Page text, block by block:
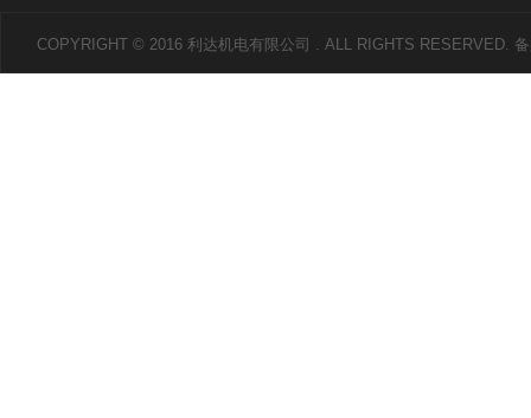
COPYRIGHT © 2016 利达机电有限公司 . ALL RIGHTS RESERVED.